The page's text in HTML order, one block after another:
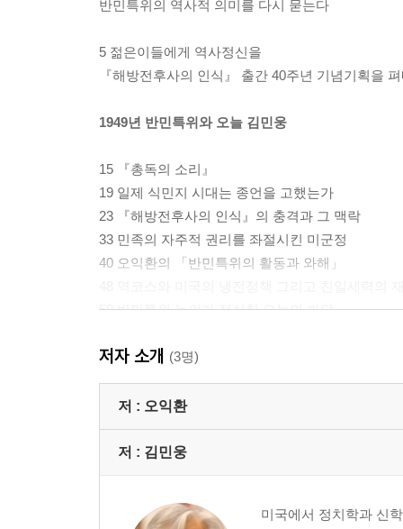
반민특위의 역사적 의미를 다시 묻는다
5 젊은이들에게 역사정신을
『해방전후사의 인식』 출간 40주년 기념기획을
1949년 반민특위와 오늘 김민웅
15 『총독의 소리』
19 일제 식민지 시대는 종언을 고했는가
23 『해방전후사의 인식』의 충격과 그 맥락
33 민족의 자주적 권리를 좌절시킨 미군정
40 오익환의 「반민특위의 활동과 와해」
59 반민특위 논의가 절실한 오늘의 까닭
반민특위의 활동과 와해 오익환
69 반민특위는 역사적 소명작업
71 반민족행위처벌법의 발의
80 반민족행위특별조사위원회의 발족
93 이승만의 반민법 개정작전
저자 소개 (3명)
저 : 오익환
저 : 김민웅
미국에서 정치학과 신